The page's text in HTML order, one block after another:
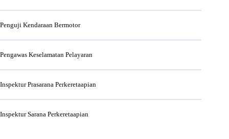
Penguji Kendaraan Bermotor
Pengawas Keselamatan Pelayaran
Inspektur Prasarana Perkeretaapian
Inspektur Sarana Perkeretaapian